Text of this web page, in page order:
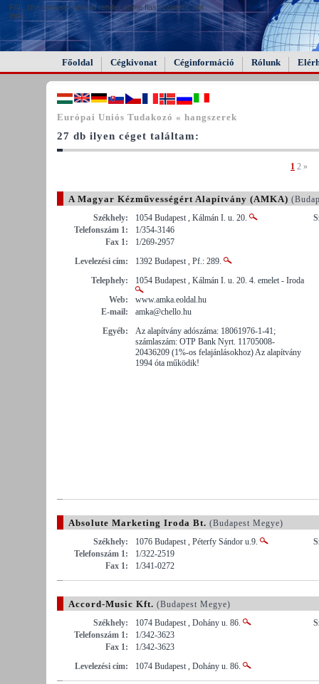
FAIL (the browser should render some flash content, not
this).
Főoldal Cégkivonat Céginformáció Rólunk
Európai Uniós Tudakozó « hangszerek
27 db ilyen céget találtam:
1 2 »
A Magyar Kézművességért Alapítvány (AMKA)
Székhely:
1054 Budapest , Kálmán I. u. 20.
Telefonszám 1:
1/354-3146
Fax 1:
1/269-2957
Levelezési cím:
1392 Budapest , Pf.: 289.
Telephely:
1054 Budapest , Kálmán I. u. 20. 4. emelet - Iroda
Web:
www.amka.eoldal.hu
E-mail:
amka@chello.hu
Egyéb:
Az alapítvány adószáma: 18061976-1-41;
számlaszám: OTP Bank Nyrt. 11705008-
20436209 (1%-os felajánlásokhoz) Az alapítvány
1994 óta működik!
Absolute Marketing Iroda Bt. (Budapest Megye)
Székhely:
1076 Budapest , Péterfy Sándor u.9.
Telefonszám 1:
1/322-2519
Fax 1:
1/341-0272
Accord-Music Kft. (Budapest Megye)
Székhely:
1074 Budapest , Dohány u. 86.
Telefonszám 1:
1/342-3623
Fax 1:
1/342-3623
Levelezési cím:
1074 Budapest , Dohány u. 86.